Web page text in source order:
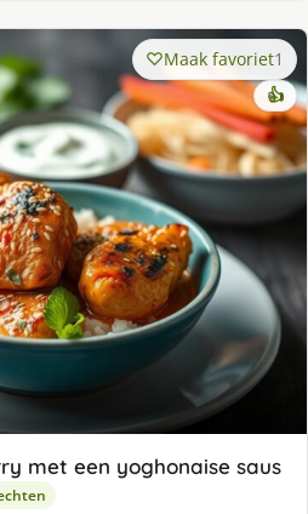
Maak favoriet1
👍
met een yoghonaise saus